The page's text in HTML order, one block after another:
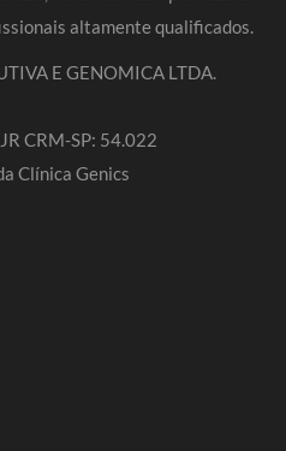
altamente qualificados.
E GENOMICA LTDA.
CRM-SP: 54.022
Clínica Genics